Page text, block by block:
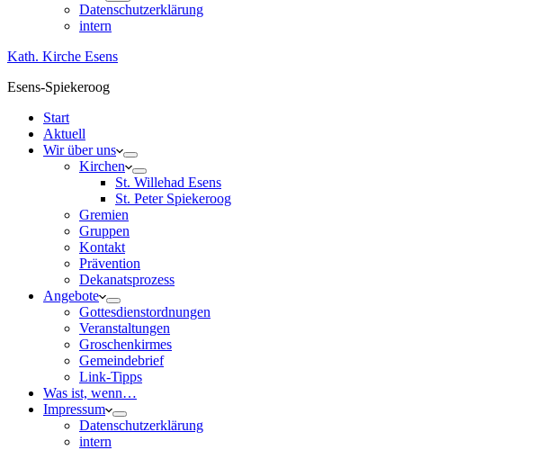
Datenschutzerklärung
intern
Kath. Kirche Esens
Esens-Spiekeroog
Start
Aktuell
Wir über uns
Kirchen
St. Willehad Esens
St. Peter Spiekeroog
Gremien
Gruppen
Kontakt
Prävention
Dekanatsprozess
Angebote
Gottesdienstordnungen
Veranstaltungen
Groschenkirmes
Gemeindebrief
Link-Tipps
Was ist, wenn…
Impressum
Datenschutzerklärung
intern